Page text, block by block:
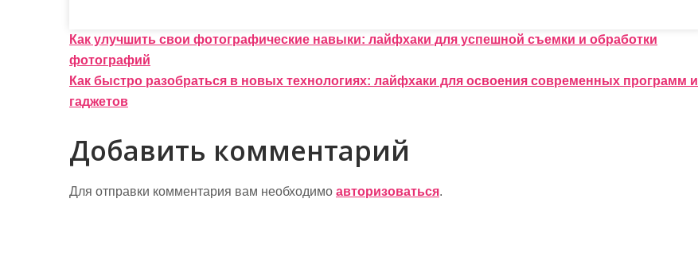
Н
а
в
и
г
а
Как улучшить свои фотографические навыки: лайфхаки для успешной съемки и обработки
фотографий
Как быстро разобраться в новых технологиях: лайфхаки для освоения современных программ и
гаджетов
Добавить комментарий
Для отправки комментария вам необходимо авторизоваться.